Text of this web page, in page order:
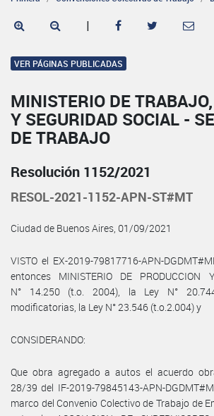
|
VER PÁGINAS PUBLICADAS
MINISTERIO DE
Y SEGURIDAD SOCIAL -
DE TRABAJO
Resolución 1152/2021
RESOL-2021-1152-APN-ST#MT
Ciudad de Buenos Aires, 01/09/2021
VISTO el EX-2019-79817716-APN-
entonces MINISTERIO DE
N° 14.250 (t.o. 2004), la Ley N°
modificatorias, la Ley N° 23.546 (t.o.2.004) y
CONSIDERANDO:
Que obra agregado a autos el acuerdo
28/39 del IF-2019-79845143-APN-
marco del Convenio Colectivo de Trabajo de